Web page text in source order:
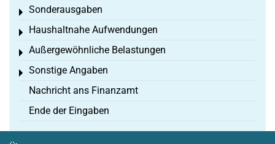
Sonderausgaben
Toggle menu
Haushaltnahe Aufwendungen
Toggle menu
Außergewöhnliche Belastungen
Toggle menu
Sonstige Angaben
Toggle menu
Nachricht ans Finanzamt
Ende der Eingaben